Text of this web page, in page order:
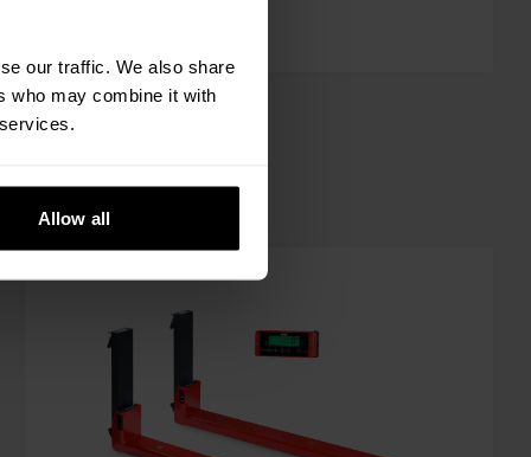
our traffic. We also share
who may combine it with
Allow all